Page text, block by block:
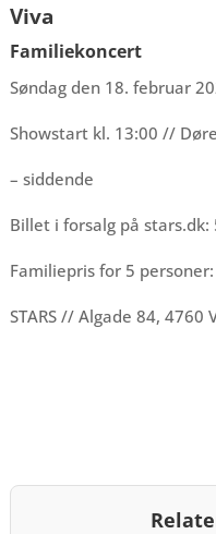
Viva
Familiekoncert
Søndag den 18. februar
Showstart kl. 13:00 //
– siddende
Billet i forsalg på stars.dk:
Familiepris for 5
STARS // Algade 84, 4760